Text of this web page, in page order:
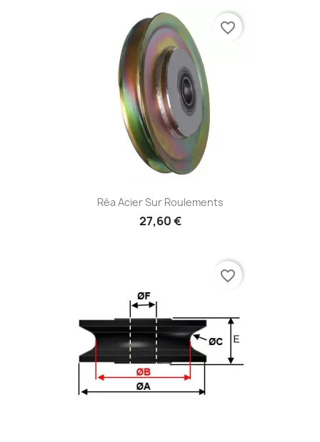
Réa Acier Sur Roulements
27,60 €
favorite_border
favorite_border